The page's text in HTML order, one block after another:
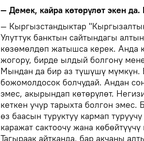
— Демек, кайра көтөрүлөт экен да.
— Кыргызстандыктар
Улуттук банктын сайтындагы
көзөмөлдөп жатышса керек. Анда
жогору, бирде ылдый болгону
Мындан да бир аз түшүшү
божомолдосок болчудай. Андан
эмес, акырындап көтөрүлөт.
кеткен учур тарыхта болгон
өз баасын туруктуу кармап
каражат сактоочу жана
Тагыраак айтканда, бар акчаны